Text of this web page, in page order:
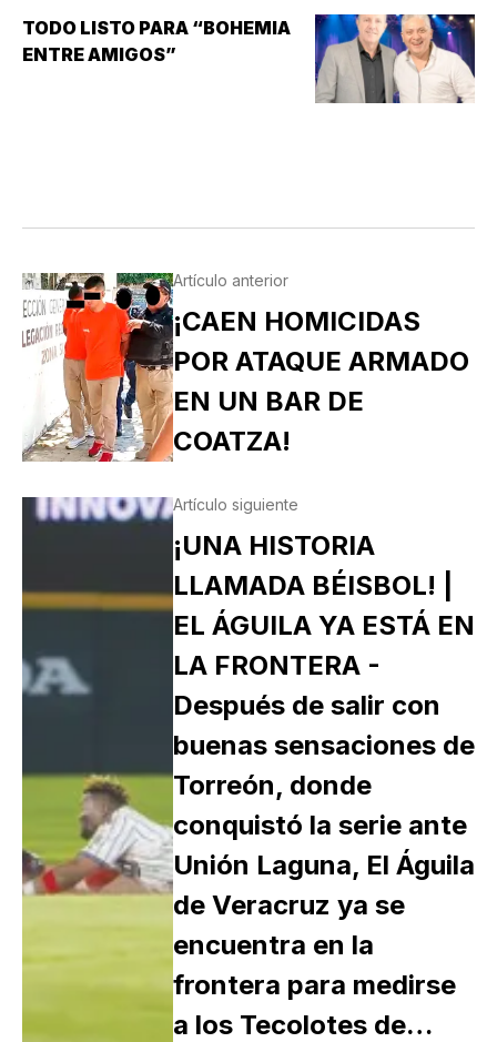
(INCAPACIDAD DE ALCANZAR
Y/O MANTENER…
TODO LISTO PARA “BOHEMIA
ENTRE AMIGOS”
Artículo anterior
¡CAEN HOMICIDAS
POR ATAQUE ARMADO
EN UN BAR DE
COATZA!
Artículo siguiente
¡UNA HISTORIA
LLAMADA BÉISBOL! |
EL ÁGUILA YA ESTÁ EN
LA FRONTERA -
Después de salir con
buenas sensaciones de
Torreón, donde
conquistó la serie ante
Unión Laguna, El Águila
de Veracruz ya se
encuentra en la
frontera para medirse
a los Tecolotes de…